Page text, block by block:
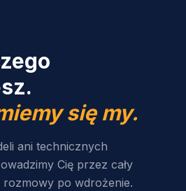
się my.
ani technicznych
Cię przez cały
po wdrożenie.